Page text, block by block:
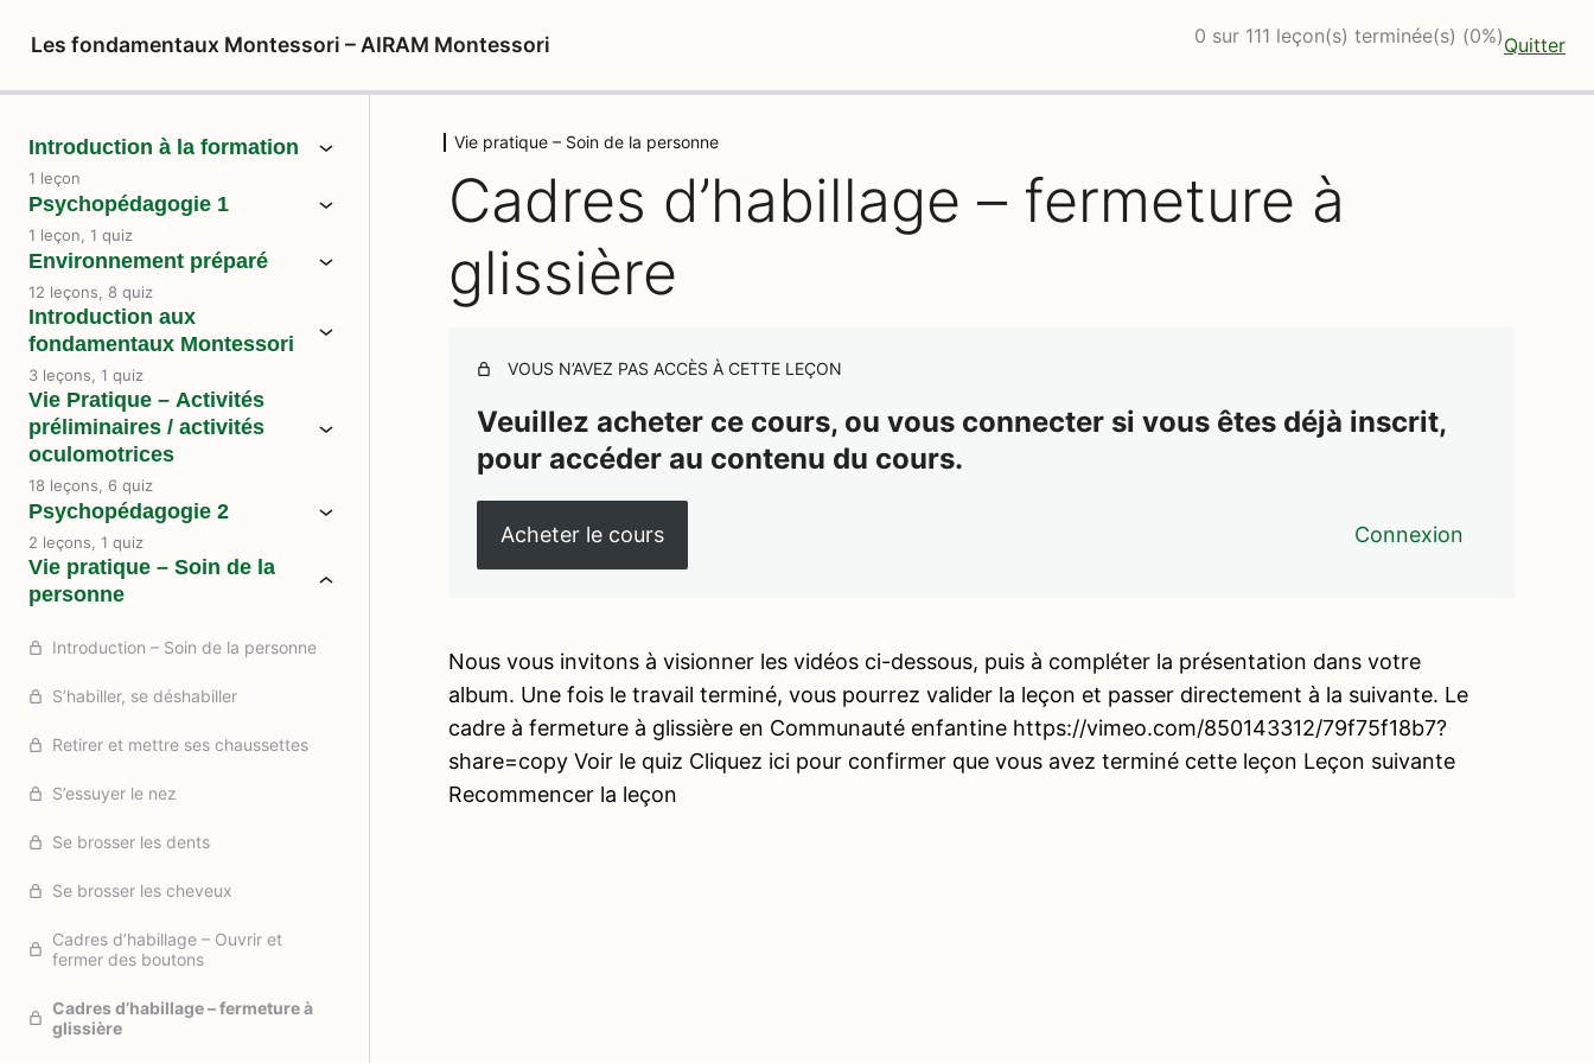
Les fondamentaux Montessori – AIRAM Montessori 0 sur 111 leçon(s) terminée(s) (0%)Quitter
Introduction à la formation
1 leçon
Psychopédagogie 1
1 leçon, 1 quiz
Environnement préparé
12 leçons, 8 quiz
Introduction aux
fondamentaux Montessori
3 leçons, 1 quiz
Vie Pratique – Activités
préliminaires / activités
oculomotrices
18 leçons, 6 quiz
Psychopédagogie 2
2 leçons, 1 quiz
Vie pratique – Soin de la
personne
Introduction – Soin de la personne
S’habiller, se déshabiller
Retirer et mettre ses chaussettes
S’essuyer le nez
Se brosser les dents
Se brosser les cheveux
Cadres d’habillage – Ouvrir et
fermer des boutons
Cadres d’habillage – fermeture à
glissière
Vie pratique – Soin de la personne
Cadres d’habillage – fermeture à
glissière
VOUS N’AVEZ PAS ACCÈS À CETTE LEÇON
Veuillez acheter ce cours, ou vous connecter si vous êtes déjà inscrit,
pour accéder au contenu du cours.
Acheter le cours Connexion
Nous vous invitons à visionner les vidéos ci-dessous, puis à compléter la présentation dans votre
album. Une fois le travail terminé, vous pourrez valider la leçon et passer directement à la suivante. Le
cadre à fermeture à glissière en Communauté enfantine https://vimeo.com/850143312/79f75f18b7?
share=copy Voir le quiz Cliquez ici pour confirmer que vous avez terminé cette leçon Leçon suivante
Recommencer la leçon